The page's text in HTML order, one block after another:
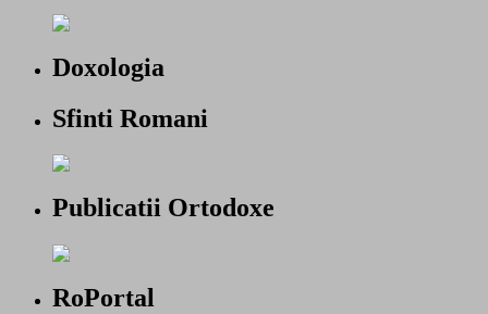
Doxologia
Sfinti Romani
Publicatii Ortodoxe
RoPortal